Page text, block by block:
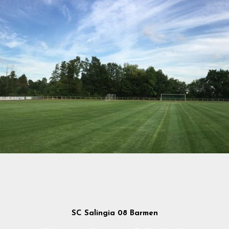
SC Salingia 08 Barmen